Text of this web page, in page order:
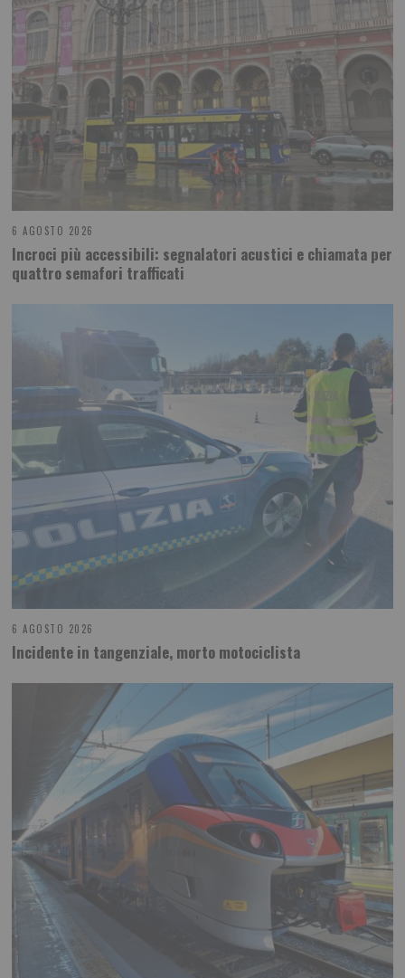
6 AGOSTO 2026
Incroci più accessibili: segnalatori acustici e chiamata per
quattro semafori trafficati
6 AGOSTO 2026
Incidente in tangenziale, morto motociclista